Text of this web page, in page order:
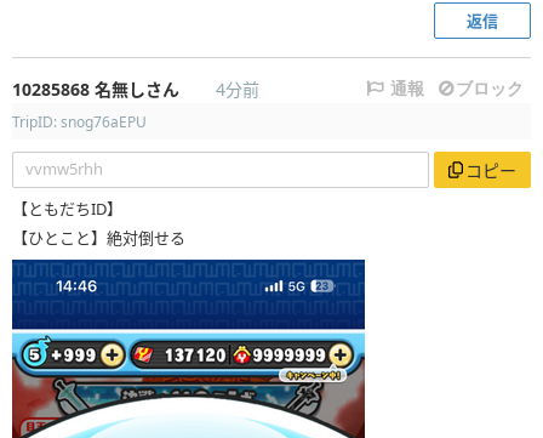
返信
10285868 名無しさん 4分前 通報 ブロック
TripID: snog76aEPU
vvmw5rhh コピー
【ともだちID】
【ひとこと】絶対倒せる